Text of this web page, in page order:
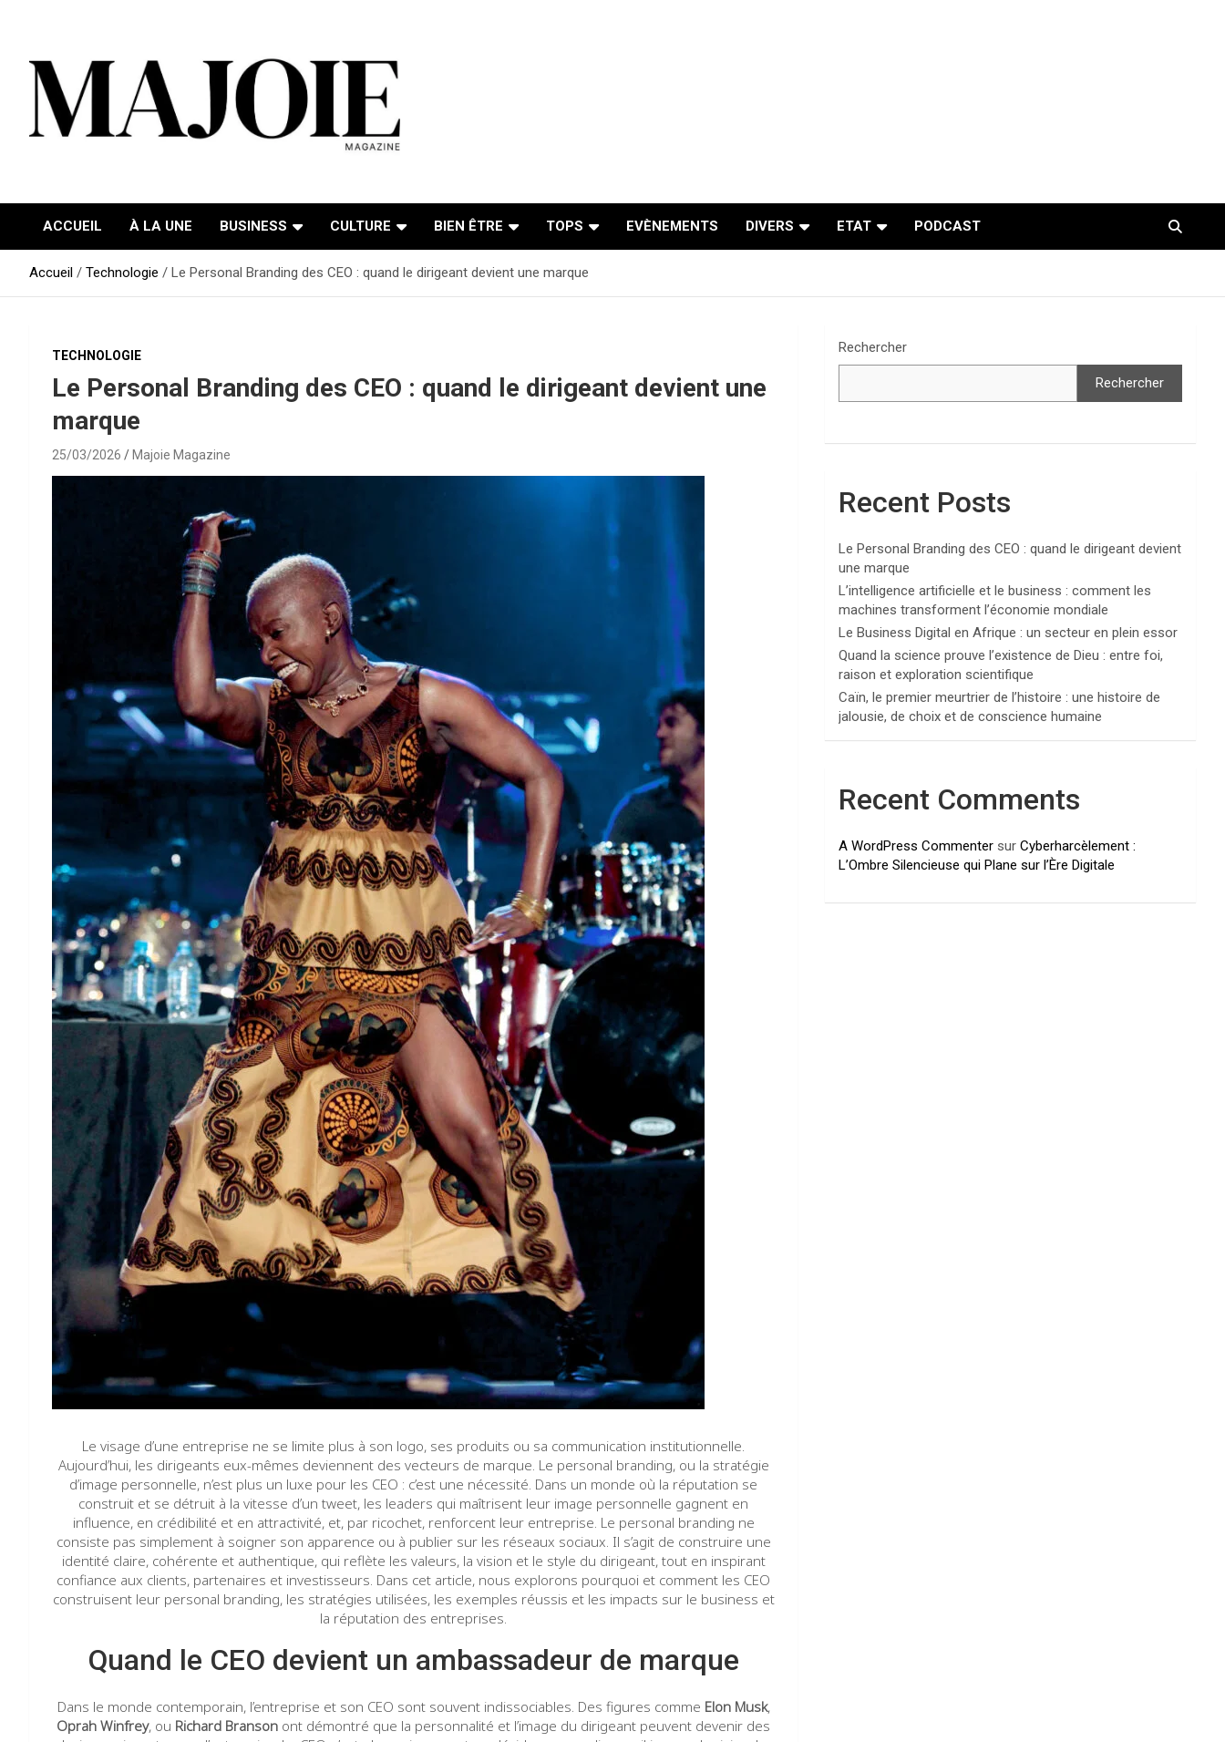
ACCUEIL À LA UNE BUSINESS CULTURE BIEN ÊTRE TOPS EVÈNEMENTS DIVERS ETAT PODCAST
Accueil Technologie Le Personal Branding des CEO : quand le dirigeant devient une marque
TECHNOLOGIE
Le Personal Branding des CEO : quand le dirigeant devient une
marque
25/03/2026 Majoie Magazine
Le visage d’une entreprise ne se limite plus à son logo, ses produits ou sa communication institutionnelle.
Aujourd’hui, les dirigeants eux-mêmes deviennent des vecteurs de marque. Le personal branding, ou la stratégie
d’image personnelle, n’est plus un luxe pour les CEO : c’est une nécessité. Dans un monde où la réputation se
construit et se détruit à la vitesse d’un tweet, les leaders qui maîtrisent leur image personnelle gagnent en
influence, en crédibilité et en attractivité, et, par ricochet, renforcent leur entreprise. Le personal branding ne
consiste pas simplement à soigner son apparence ou à publier sur les réseaux sociaux. Il s’agit de construire une
identité claire, cohérente et authentique, qui reflète les valeurs, la vision et le style du dirigeant, tout en inspirant
confiance aux clients, partenaires et investisseurs. Dans cet article, nous explorons pourquoi et comment les CEO
construisent leur personal branding, les stratégies utilisées, les exemples réussis et les impacts sur le business et
la réputation des entreprises.
Quand le CEO devient un ambassadeur de marque
Dans le monde contemporain, l’entreprise et son CEO sont souvent indissociables. Des figures comme Elon Musk,
Oprah Winfrey, ou Richard Branson ont démontré que la personnalité et l’image du dirigeant peuvent devenir des
Rechercher
Rechercher
Recent Posts
Le Personal Branding des CEO : quand le dirigeant devient
une marque
L’intelligence artificielle et le business : comment les
machines transforment l’économie mondiale
Le Business Digital en Afrique : un secteur en plein essor
Quand la science prouve l’existence de Dieu : entre foi,
raison et exploration scientifique
Caïn, le premier meurtrier de l’histoire : une histoire de
jalousie, de choix et de conscience humaine
Recent Comments
A WordPress Commenter surCyberharcèlement :
L’Ombre Silencieuse qui Plane sur l’Ère Digitale